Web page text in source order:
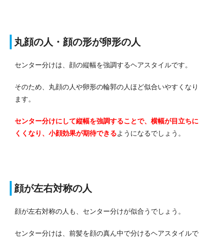
丸顔の人・顔の形が卵形の人
センター分けは、顔の縦幅を強調するヘアスタイルです。
そのため、丸顔の人や卵形の輪郭の人ほど似合いやすくなり
ます。
センター分けにして縦幅を強調することで、横幅が目立ちに
くくなり、小顔効果が期待できるようになるでしょう。
顔が左右対称の人
顔が左右対称の人も、センター分けが似合うでしょう。
センター分けは、前髪を顔の真ん中で分けるヘアスタイルで